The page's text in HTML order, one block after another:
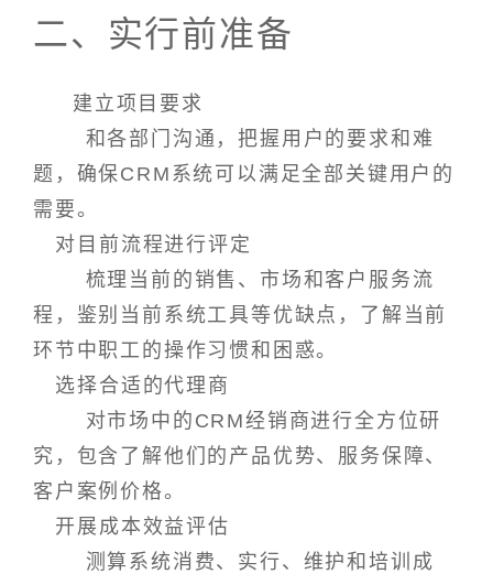
二、实行前准备
建立项目要求
和各部门沟通，把握用户的要求和难
题，确保CRM系统可以满足全部关键用户的
需要。
对目前流程进行评定
梳理当前的销售、市场和客户服务流
程，鉴别当前系统工具等优缺点，了解当前
环节中职工的操作习惯和困惑。
选择合适的代理商
对市场中的CRM经销商进行全方位研
究，包含了解他们的产品优势、服务保障、
客户案例价格。
开展成本效益评估
测算系统消费、实行、维护和培训成